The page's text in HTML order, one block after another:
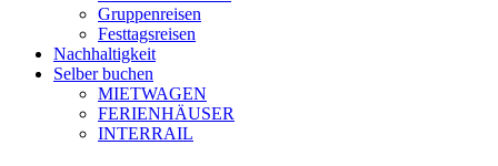
Gruppenreisen
Festtagsreisen
Nachhaltigkeit
Selber buchen
MIETWAGEN
FERIENHÄUSER
INTERRAIL